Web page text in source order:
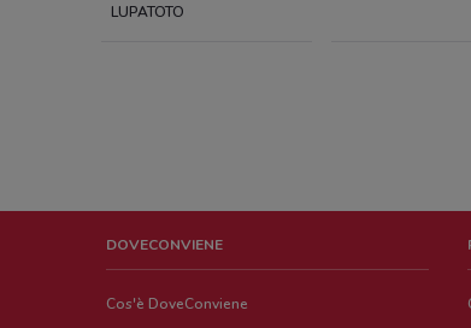
LUPATOTO
DOVECONVIENE
Cos'è DoveConviene